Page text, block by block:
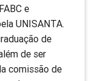
e
UNISANTA.
de
de ser
comissão de